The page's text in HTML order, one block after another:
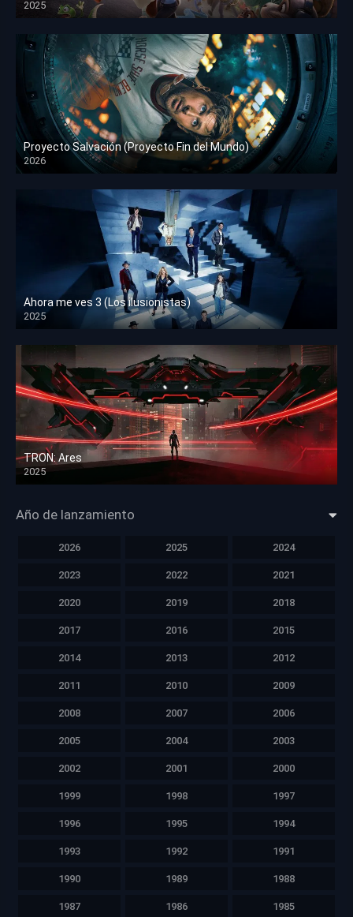
2025
HD 1080p
Proyecto Salvación (Proyecto Fin del Mundo)
2026
HD 1080p
Ahora me ves 3 (Los ilusionistas)
2025
HD 1080p
TRON: Ares
2025
HD 1080p
Año de lanzamiento
2026 2025 2024
2023 2022 2021
2020 2019 2018
2017 2016 2015
2014 2013 2012
2011 2010 2009
2008 2007 2006
2005 2004 2003
2002 2001 2000
1999 1998 1997
1996 1995 1994
1993 1992 1991
1990 1989 1988
1987 1986 1985